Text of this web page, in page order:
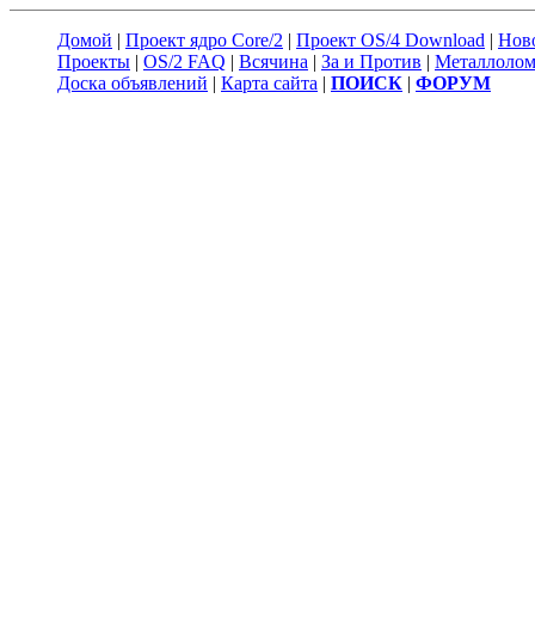
Домой | Проект ядро Core/2 | Проект OS/4 Download |
Проекты | OS/2 FAQ | Всячина | За и Против | Металлолом
Доска объявлений | Карта сайта | ПОИСК | ФОРУМ